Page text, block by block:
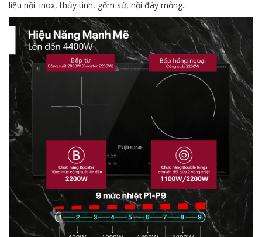
liệu nồi: inox, thủy tinh, gốm sứ, nồi đáy mỏng...